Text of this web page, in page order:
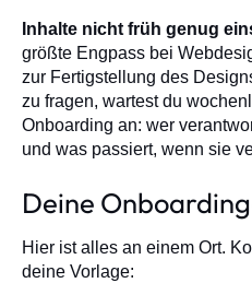
Inhalte nicht früh genug
größte Engpass bei
zur Fertigstellung des
zu fragen, wartest du
Onboarding an: wer
und was passiert, wenn sie
Deine
Hier ist alles an einem Ort.
deine Vorlage: